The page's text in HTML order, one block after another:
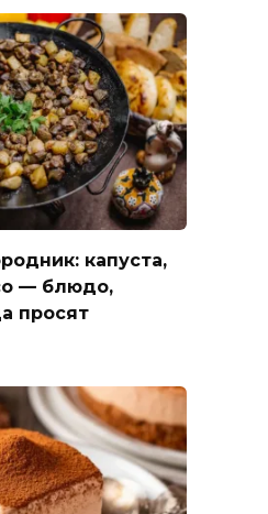
капуста,
— блюдо,
просят